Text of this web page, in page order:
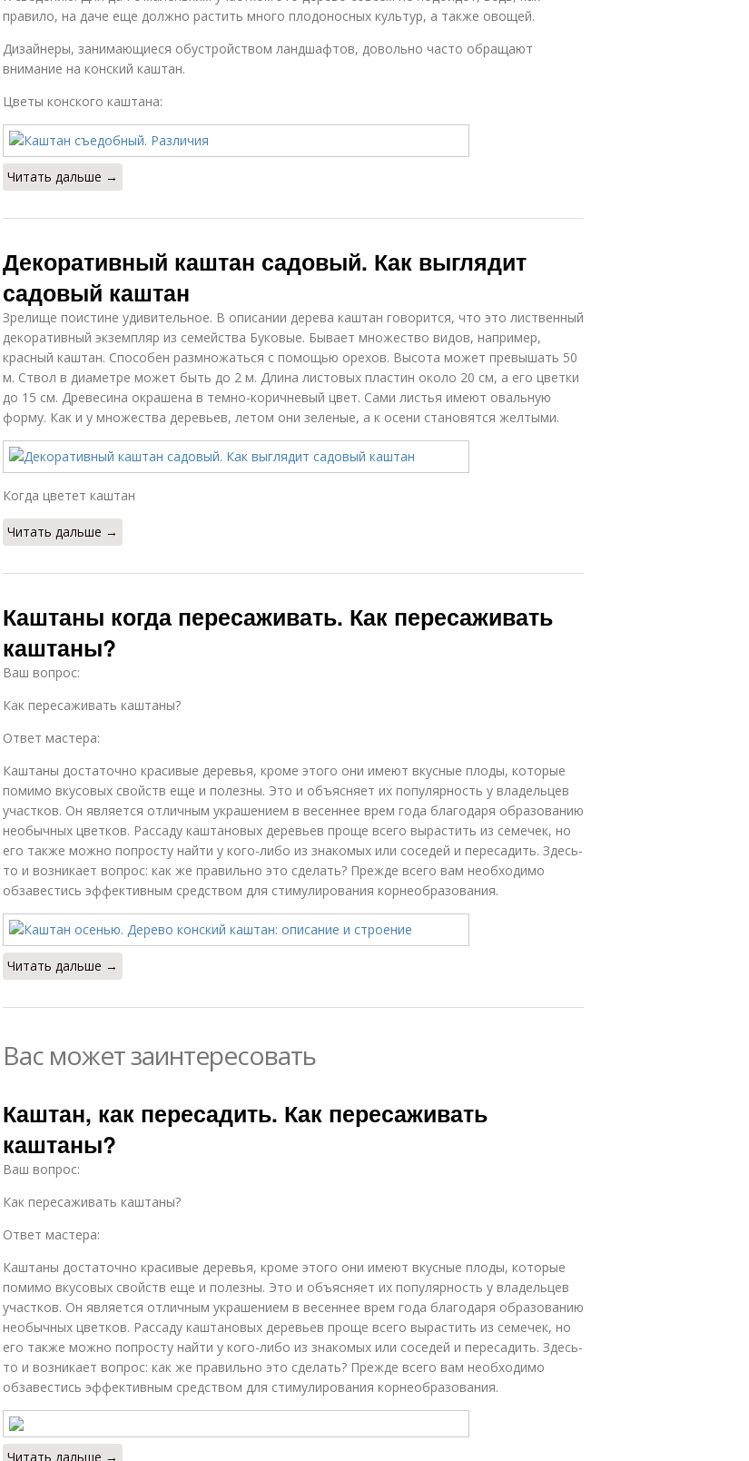
правило, на даче еще должно растить много плодоносных культур, а также овощей.
Дизайнеры, занимающиеся обустройством ландшафтов, довольно часто обращают
внимание на конский каштан.
Цветы конского каштана:
Читать дальше →
Декоративный каштан садовый. Как выглядит
садовый каштан
Зрелище поистине удивительное. В описании дерева каштан говорится, что это лиственный
декоративный экземпляр из семейства Буковые. Бывает множество видов, например,
красный каштан. Способен размножаться с помощью орехов. Высота может превышать 50
м. Ствол в диаметре может быть до 2 м. Длина листовых пластин около 20 см, а его цветки
до 15 см. Древесина окрашена в темно-коричневый цвет. Сами листья имеют овальную
форму. Как и у множества деревьев, летом они зеленые, а к осени становятся желтыми.
Когда цветет каштан
Читать дальше →
Каштаны когда пересаживать. Как пересаживать
каштаны?
Ваш вопрос:
Как пересаживать каштаны?
Ответ мастера:
Каштаны достаточно красивые деревья, кроме этого они имеют вкусные плоды, которые
помимо вкусовых свойств еще и полезны. Это и объясняет их популярность у владельцев
участков. Он является отличным украшением в весеннее врем года благодаря образованию
необычных цветков. Рассаду каштановых деревьев проще всего вырастить из семечек, но
его также можно попросту найти у кого-либо из знакомых или соседей и пересадить. Здесь-
то и возникает вопрос: как же правильно это сделать? Прежде всего вам необходимо
обзавестись эффективным средством для стимулирования корнеобразования.
Читать дальше →
Вас может заинтересовать
Каштан, как пересадить. Как пересаживать
каштаны?
Ваш вопрос:
Как пересаживать каштаны?
Ответ мастера:
Каштаны достаточно красивые деревья, кроме этого они имеют вкусные плоды, которые
помимо вкусовых свойств еще и полезны. Это и объясняет их популярность у владельцев
участков. Он является отличным украшением в весеннее врем года благодаря образованию
необычных цветков. Рассаду каштановых деревьев проще всего вырастить из семечек, но
его также можно попросту найти у кого-либо из знакомых или соседей и пересадить. Здесь-
то и возникает вопрос: как же правильно это сделать? Прежде всего вам необходимо
обзавестись эффективным средством для стимулирования корнеобразования.
Читать дальше →